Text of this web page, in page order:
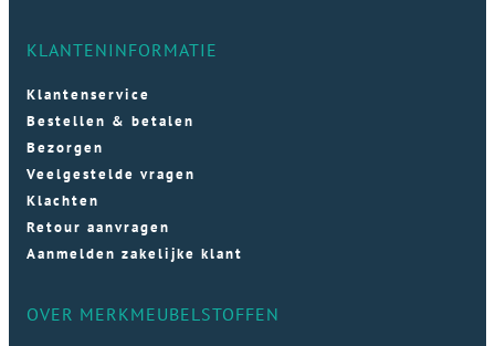
KLANTENINFORMATIE
Klantenservice
Bestellen & betalen
Bezorgen
Veelgestelde vragen
Klachten
Retour aanvragen
Aanmelden zakelijke klant
OVER MERKMEUBELSTOFFEN